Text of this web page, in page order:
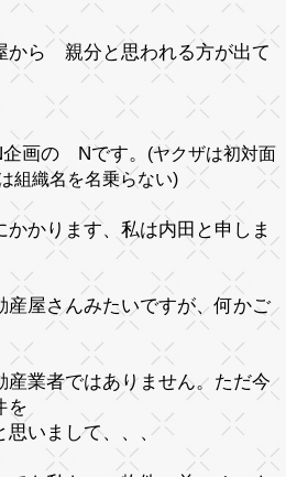
から 親分と思われる方が出て
画の Nです。
(ヤクザは初対面
組織名を名乗らない)
かります、私は内田と申しま
産屋さんみたいですが、何かご
産業者ではありません。ただ今
を
して、、、